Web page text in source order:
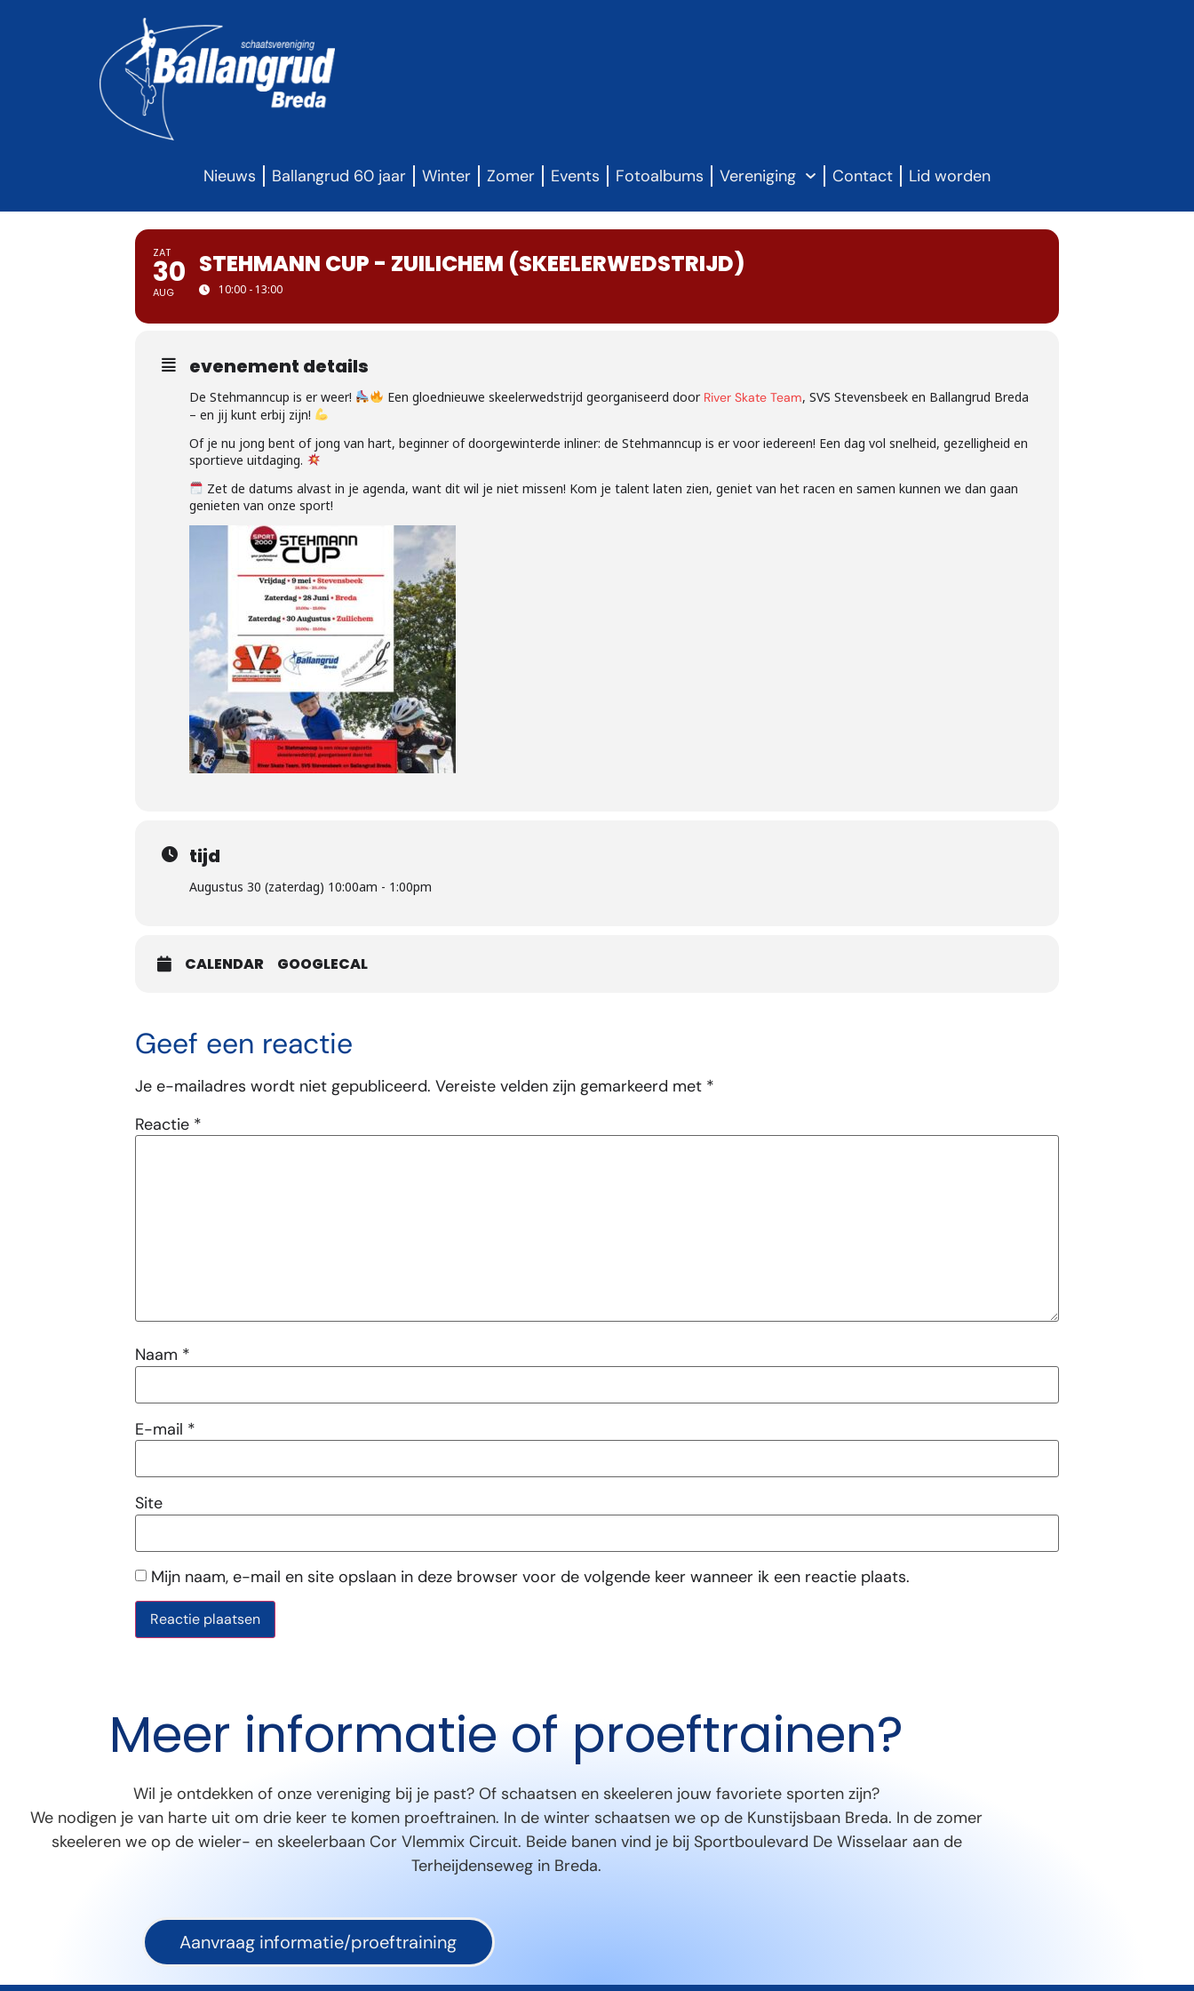
Nieuws Ballangrud 60 jaar Winter Zomer Events Fotoalbums Vereniging Contact Lid worden
ZAT
30
AUG
STEHMANN CUP - ZUILICHEM (SKEELERWEDSTRIJD)
10:00 - 13:00
evenement details
De Stehmanncup is er weer! Een gloednieuwe skeelerwedstrijd georganiseerd door River Skate Team, SVS Stevensbeek en Ballangrud Breda
– en jij kunt erbij zijn!
Of je nu jong bent of jong van hart, beginner of doorgewinterde inliner: de Stehmanncup is er voor iedereen! Een dag vol snelheid, gezelligheid en
sportieve uitdaging.
Zet de datums alvast in je agenda, want dit wil je niet missen! Kom je talent laten zien, geniet van het racen en samen kunnen we dan gaan
genieten van onze sport!
tijd
Augustus 30 (zaterdag) 10:00am - 1:00pm
CALENDAR GOOGLECAL
Geef een reactie
Je e-mailadres wordt niet gepubliceerd. Vereiste velden zijn gemarkeerd met *
Reactie *
Naam *
E-mail *
Site
Mijn naam, e-mail en site opslaan in deze browser voor de volgende keer wanneer ik een reactie plaats.
Meer informatie of proeftrainen?
Wil je ontdekken of onze vereniging bij je past? Of schaatsen en skeeleren jouw favoriete sporten zijn?
We nodigen je van harte uit om drie keer te komen proeftrainen. In de winter schaatsen we op de Kunstijsbaan Breda. In de zomer
skeeleren we op de wieler- en skeelerbaan Cor Vlemmix Circuit. Beide banen vind je bij Sportboulevard De Wisselaar aan de
Terheijdenseweg in Breda.
Aanvraag informatie/proeftraining